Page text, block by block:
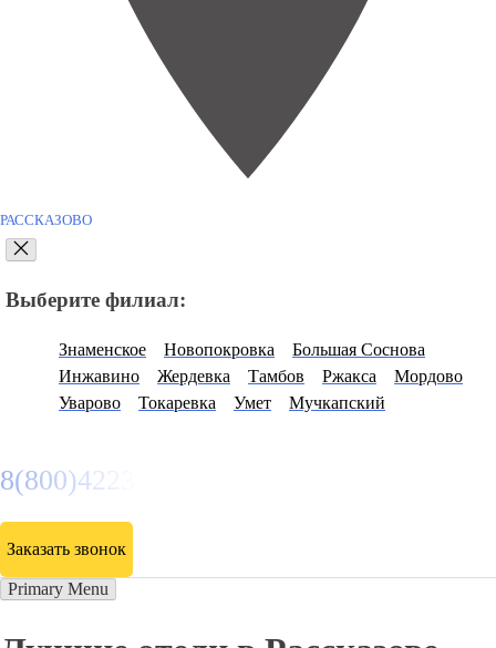
РАССКАЗОВО
Выберите филиал:
Знаменское Новопокровка
Большая Соснова
Инжавино
Жердевка Тамбов Ржакса
Мордово
Уварово
Токаревка Умет Мучкапский
8(800)4223263
Заказать звонок
Primary Menu